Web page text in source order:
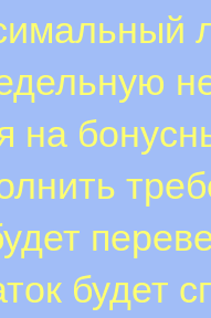
на
будет